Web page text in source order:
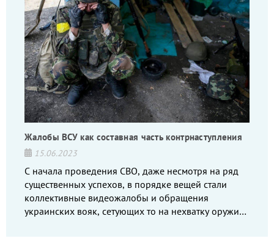
Жалобы ВСУ как составная часть контрнаступления
15.06.2023
С начала проведения СВО, даже несмотря на ряд
существенных успехов, в порядке вещей стали
коллективные видеожалобы и обращения
украинских вояк, сетующих то на нехватку оружия,